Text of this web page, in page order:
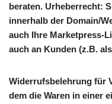
beraten. Urheberrecht:
innerhalb der Domain/
auch Ihre Marketpress-
auch an Kunden (z.B.
Widerrufsbelehrung für
dem die Waren in einer